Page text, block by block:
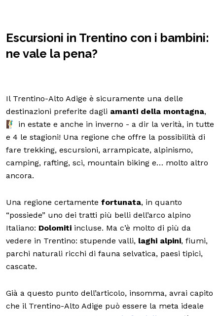
Escursioni in Trentino con i bambini:
ne vale la pena?
Il Trentino-Alto Adige è sicuramente una delle
destinazioni preferite dagli amanti della montagna,
🧗‍♂️ in estate e anche in inverno - a dir la verità, in tutte
e 4 le stagioni! Una regione che offre la possibilità di
fare trekking, escursioni, arrampicate, alpinismo,
camping, rafting, sci, mountain biking e… molto altro
ancora.
Una regione certamente fortunata, in quanto
“possiede” uno dei tratti più belli dell’arco alpino
Italiano: Dolomiti incluse. Ma c’è molto di più da
vedere in Trentino: stupende valli, laghi alpini, fiumi,
parchi naturali ricchi di fauna selvatica, paesi tipici,
cascate.
Già a questo punto dell’articolo, insomma, avrai capito
che il Trentino-Alto Adige può essere la meta ideale